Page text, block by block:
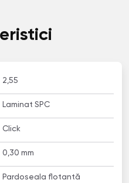
2,55
Laminat SPC
Click
0,30 mm
Pardoseala flotantă